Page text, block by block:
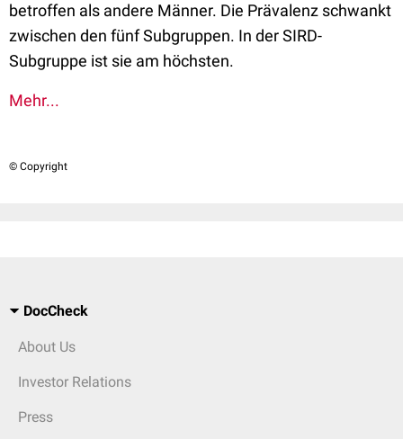
betroffen als andere Männer. Die Prävalenz schwankt
zwischen den fünf Subgruppen. In der SIRD-
Subgruppe ist sie am höchsten.
Mehr...
© Copyright
DocCheck
About Us
Investor Relations
Press